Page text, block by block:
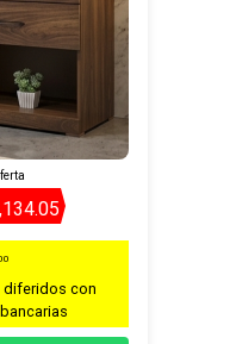
diferidos con